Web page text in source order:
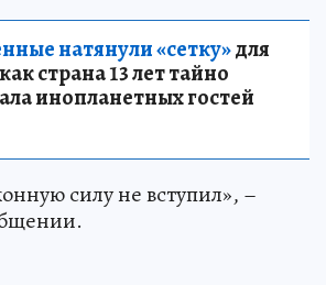
натянули «сетку»для
страна 13 лет тайно
инопланетных гостей
силу не вступил», –